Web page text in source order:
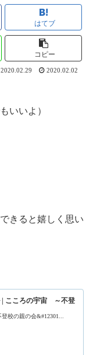
はてブ
コピー
2020.02.29 2020.02.02
いいよ）
きると嬉しく思い
| こころの宇宙 ～不登
校の親の会&#12301...